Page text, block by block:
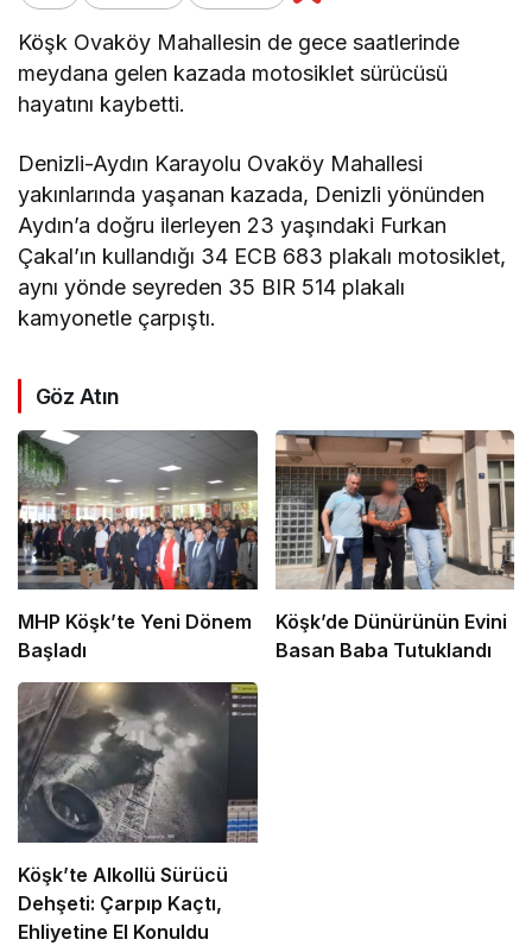
Köşk Ovaköy Mahallesin de gece saatlerinde
meydana gelen kazada motosiklet sürücüsü
hayatını kaybetti.
Denizli-Aydın Karayolu Ovaköy Mahallesi
yakınlarında yaşanan kazada, Denizli yönünden
Aydın’a doğru ilerleyen 23 yaşındaki Furkan
Çakal’ın kullandığı 34 ECB 683 plakalı motosiklet,
aynı yönde seyreden 35 BIR 514 plakalı
kamyonetle çarpıştı.
Göz Atın
MHP Köşk’te Yeni Dönem
Başladı
Köşk’de Dünürünün Evini
Basan Baba Tutuklandı
Köşk’te Alkollü Sürücü
Dehşeti: Çarpıp Kaçtı,
Ehliyetine El Konuldu